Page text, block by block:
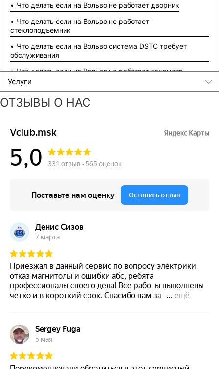
Что делать если на Вольво не работает дворник
Что делать если на Вольво не работает
стеклоподъемник
Что делать если на Вольво система DSTC требует
обслуживания
Что делать если на Вольво не работает тахометр
Что делать если на Вольво не работает уровень топлива
Что делать если на Вольво не работает панель приборов
спидометра
подогревателем кислородного датчика или лямбда зонда
Что делать если на Вольво селектор АКПП требует
Установка сидений с вентиляцией на Volvo
Установка системы бесключевого доступа на Вольво
Установка камеры заднего вида на Вольво
Все что нужно знать про регламент ТО Вольво
5 простых правил по замене масла в двигателе Вольво
Когда пора менять ремень ГРМ на Вольво
Прошивка блока DEM (управление Haldex) автомобиля
Volvo
автомобиля Volvo
Услуги
ОТЗЫВЫ О НАС